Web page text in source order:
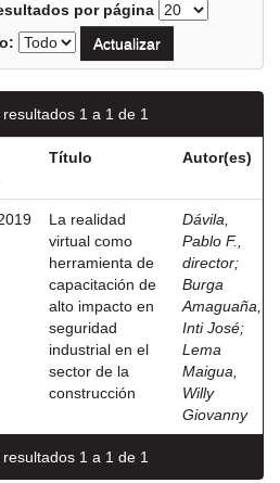
por página
1 a 1 de 1
Título Autor(es)
La realidad
virtual como
herramienta de
capacitación de
alto impacto en
seguridad
industrial en el
sector de la
construcción
Dávila,
Pablo F.,
director;
Burga
Amaguaña,
Inti José;
Lema
Maigua,
Willy
Giovanny
1 a 1 de 1